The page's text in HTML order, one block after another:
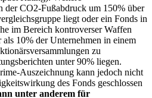
der CO2-Fußabdruck um 150% über
liegt oder ein Fonds in
im Bereich kontroverser Waffen
10% der Unternehmen in einem
zu
unter 90% liegen.
Auszeichnung kann jedoch nicht
des Fonds geschlossen
unter anderem für